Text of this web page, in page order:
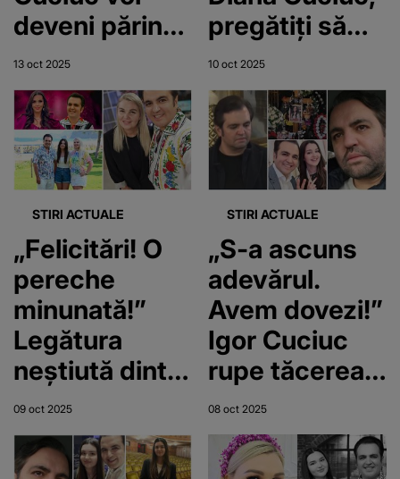
pentru a-și
spăla
imaginea
deveni părinți
pentru a doua
oară? Toată
lumea s-a
grăbit să-i
felicite:
„Dumnezeu ia,
tot Dumnezeu
dă!”
13 oct 2025
pregătiți să
devină părinți
din nou, după
moartea fiicei
lor?! Imaginea
care a stârnit
valuri de
reacții
10 oct 2025
STIRI ACTUALE
„Felicitări! O
pereche
minunată!”
Legătura
neștiută dintre
Georgiana
Lobonț și Igor
Cuciuc!
09 oct 2025
STIRI ACTUALE
„S-a ascuns
adevărul.
Avem dovezi!”
Igor Cuciuc
rupe tăcerea
cu privire la
ipoteza că
fiica sa ar fi
08 oct 2025